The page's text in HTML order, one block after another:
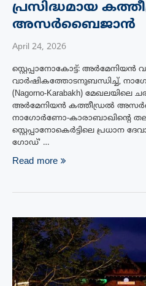
പ്രസിദ്ധമായ
അസർബൈജാൻ
April 24, 2026
സ്റ്റെപ്പാനോകോട്ട്: അർമേനിയൻ
വാർഷികത്തോടനുബന്ധിച്ച്,
(Nagorno-Karabakh) മേഖലയിലെ
അർമേനിയൻ കത്തീഡ്രൽ
നാഗോർണോ-കാരാബാഖിന്റെ
സ്റ്റെപ്പാനോകെർട്ടിലെ പ്രധാന
ഗോഡ്‘ …
Read more